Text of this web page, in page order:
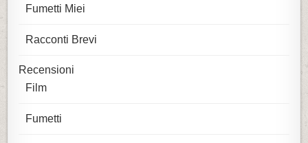
Fumetti Miei
Racconti Brevi
Recensioni
Film
Fumetti